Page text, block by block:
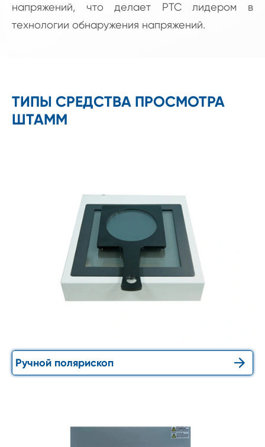
напряжений, что делает PTC лидером в
технологии обнаружения напряжений.
ТИПЫ СРЕДСТВА ПРОСМОТРА
ШТАММ
Ручной полярископ 